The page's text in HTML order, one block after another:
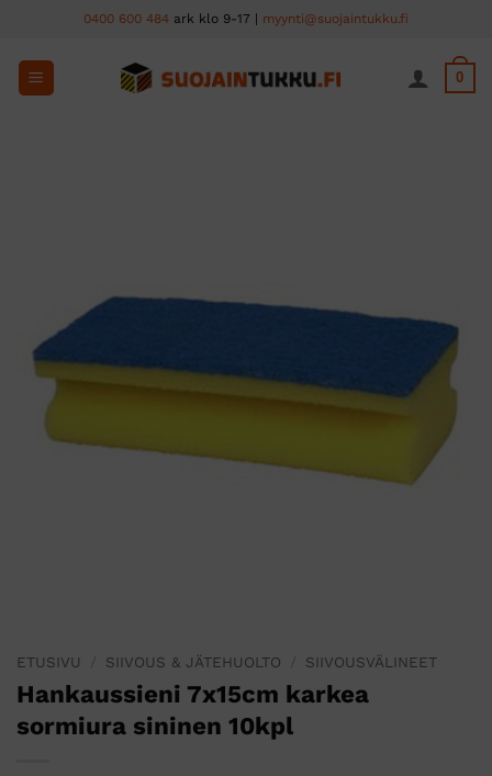
content
0400 600 484 ark klo 9-17 | myynti@suojaintukku.fi
0
ETUSIVU SIIVOUS & JÄTEHUOLTO SIIVOUSVÄLINEET
Hankaussieni 7x15cm karkea
sormiura sininen 10kpl